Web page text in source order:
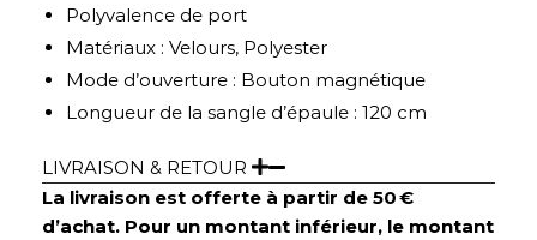
Polyvalence de port
Matériaux : Velours, Polyester
Mode d’ouverture : Bouton magnétique
Longueur de la sangle d’épaule : 120 cm
LIVRAISON & RETOUR
La livraison est offerte à partir de 50 €
d’achat. Pour un montant inférieur, le montant